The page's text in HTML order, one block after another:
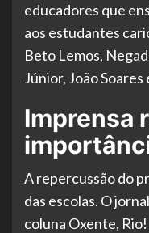
educadores que
aos estudantes
Beto Lemos,
Júnior, João Soares
Imprensa
A repercussão do
das escolas. O
coluna Oxente,